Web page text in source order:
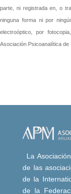
parte, ni registrada en, o
ninguna forma ni por
electroóptico, por
Asociación Psicoanalítica de
La
de las
de la
de la